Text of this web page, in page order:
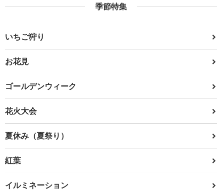
季節特集
いちご狩り
お花見
ゴールデンウィーク
花火大会
夏休み（夏祭り）
紅葉
イルミネーション